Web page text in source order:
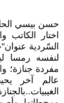
حسن بيسي
اختار
السّردية
لنفسه رمسا
مفردة جنازة؛
عالم آخر